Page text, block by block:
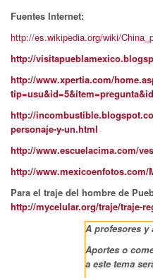
Fuentes Internet:
http://es.wikipedia.org/wiki/
http://
http://www.xpertia.com/
http://
personaje-y-un.html
http://www.escuelacima.com/
http://www.mexicoenfotos.com/
Para el traje del hombre de
http://mycelular.org/traje/traje-
A profesores y
Aportes o
a este tema